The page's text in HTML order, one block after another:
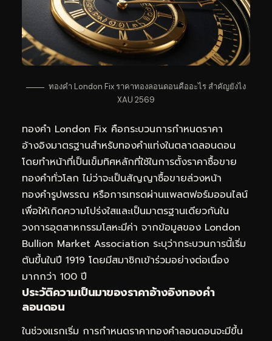
ทองคำ London Fix ราคาทองลอนดอนคืออะไร สำคัญยังไง
XAU 2569
ทองคำ London Fix คือกระบวนการกำหนดราคา
อ้างอิงมาตรฐานสำหรับทองคำแท่งในตลาดลอนดอน
โดยทำหน้าที่เป็นเข็มทิศหลักที่ใช้ในการตั้งราคาซื้อขาย
ทองคำทั่วโลก ไม่ว่าจะเป็นสัญญาซื้อขายล่วงหน้า
ทองคำรูปพรรณ หรือการเทรดผ่านแพลตฟอร์มออนไลน์
เพื่อให้เกิดความโปร่งใสและเป็นมาตรฐานเดียวกันใน
วงการอุตสาหกรรมโลหะมีค่า จากข้อมูลของ London
Bullion Market Association ระบุว่ากระบวนการนี้เริ่ม
ต้นขึ้นในปี 1919 โดยมีสมาชิกเข้าร่วมอย่างต่อเนื่อง
มากกว่า 100 ปี
ประวัติความเป็นมาของราคาอ้างอิงทองคำ
ลอนดอน
ในช่วงแรกเริ่ม การกำหนดราคาทองคำลอนดอนจะมีขึ้น